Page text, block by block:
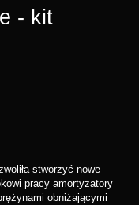
- kit
stworzyć nowe
pracy amortyzatory
obniżającymi